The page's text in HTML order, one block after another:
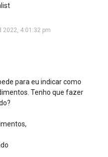
2022, 4:01:32 pm
para eu indicar como
Tenho que fazer